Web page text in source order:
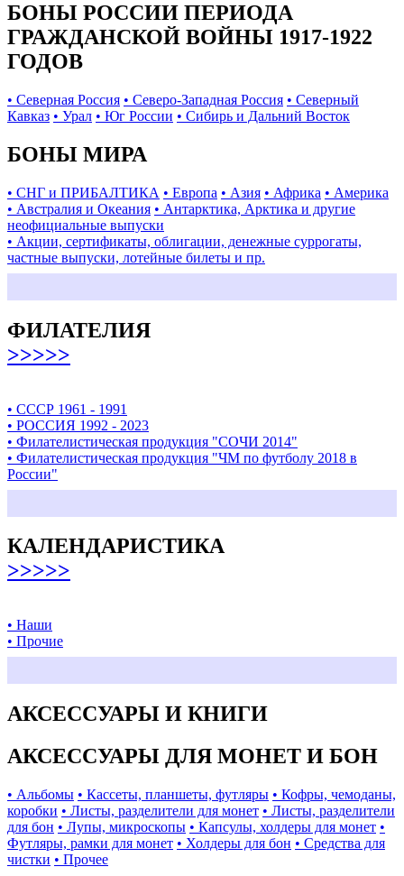
БОНЫ РОССИИ ПЕРИОДА
ГРАЖДАНСКОЙ ВОЙНЫ 1917-1922
ГОДОВ
• Северная Россия • Северо-Западная Россия • Северный
Кавказ • Урал • Юг России • Сибирь и Дальний Восток
БОНЫ МИРА
• СНГ и ПРИБАЛТИКА • Европа • Азия • Африка • Америка
• Австралия и Океания • Антарктика, Арктика и другие
неофициальные выпуски
• Акции, сертификаты, облигации, денежные суррогаты,
частные выпуски, лотейные билеты и пр.
ФИЛАТЕЛИЯ
>>>>>
• СССР 1961 - 1991
• РОССИЯ 1992 - 2023
• Филателистическая продукция "СОЧИ 2014"
• Филателистическая продукция "ЧМ по футболу 2018 в
России"
КАЛЕНДАРИСТИКА
>>>>>
• Наши
• Прочие
АКСЕССУАРЫ И КНИГИ
АКСЕССУАРЫ ДЛЯ МОНЕТ И БОН
• Альбомы • Кассеты, планшеты, футляры • Кофры, чемоданы,
коробки • Листы, разделители для монет • Листы, разделители
для бон • Лупы, микроскопы • Капсулы, холдеры для монет •
Футляры, рамки для монет • Холдеры для бон • Средства для
чистки • Прочее